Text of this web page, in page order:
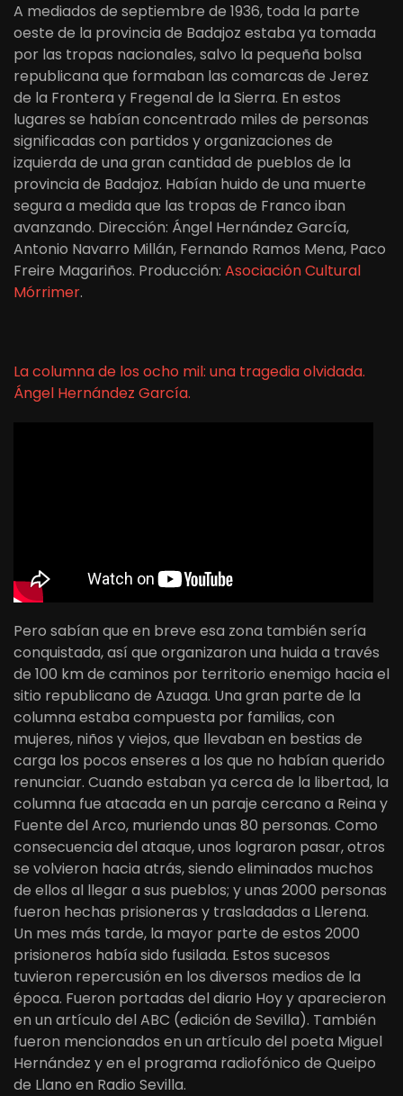
A mediados de septiembre de 1936, toda la parte
oeste de la provincia de Badajoz estaba ya tomada
por las tropas nacionales, salvo la pequeña bolsa
republicana que formaban las comarcas de Jerez
de la Frontera y Fregenal de la Sierra. En estos
lugares se habían concentrado miles de personas
significadas con partidos y organizaciones de
izquierda de una gran cantidad de pueblos de la
provincia de Badajoz. Habían huido de una muerte
segura a medida que las tropas de Franco iban
avanzando. Dirección: Ángel Hernández García,
Antonio Navarro Millán, Fernando Ramos Mena, Paco
Freire Magariños. Producción: Asociación Cultural
Mórrimer.
La columna de los ocho mil: una tragedia olvidada.
Ángel Hernández García.
Pero sabían que en breve esa zona también sería
conquistada, así que organizaron una huida a través
de 100 km de caminos por territorio enemigo hacia el
sitio republicano de Azuaga. Una gran parte de la
columna estaba compuesta por familias, con
mujeres, niños y viejos, que llevaban en bestias de
carga los pocos enseres a los que no habían querido
renunciar. Cuando estaban ya cerca de la libertad, la
columna fue atacada en un paraje cercano a Reina y
Fuente del Arco, muriendo unas 80 personas. Como
consecuencia del ataque, unos lograron pasar, otros
se volvieron hacia atrás, siendo eliminados muchos
de ellos al llegar a sus pueblos; y unas 2000 personas
fueron hechas prisioneras y trasladadas a Llerena.
Un mes más tarde, la mayor parte de estos 2000
prisioneros había sido fusilada. Estos sucesos
tuvieron repercusión en los diversos medios de la
época. Fueron portadas del diario Hoy y aparecieron
en un artículo del ABC (edición de Sevilla). También
fueron mencionados en un artículo del poeta Miguel
Hernández y en el programa radiofónico de Queipo
de Llano en Radio Sevilla.